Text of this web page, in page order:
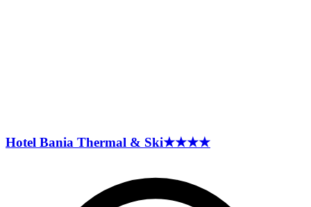
Hotel Bania Thermal & Ski★★★★